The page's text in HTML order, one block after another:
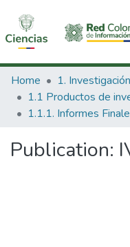
Communities &
All of DSpace
Home
Publication: